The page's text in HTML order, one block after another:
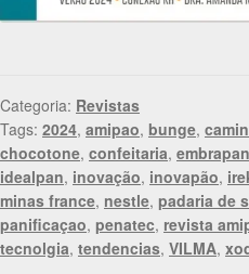
Categoria: Revistas
Tags: 2024, amipao, bunge,
chocotone, confeitaria, embrapan
idealpan, inovação, inovapão,
minas france, nestle, padaria de
panificaçao, penatec, revista
tecnolgia, tendencias, VILMA,